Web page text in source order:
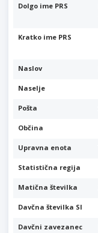
Dolgo ime PRS
Kratko ime PRS
Naslov
Naselje
Pošta
Občina
Upravna enota
Statistična regija
Matična številka
Davčna številka SI
Davčni zavezanec